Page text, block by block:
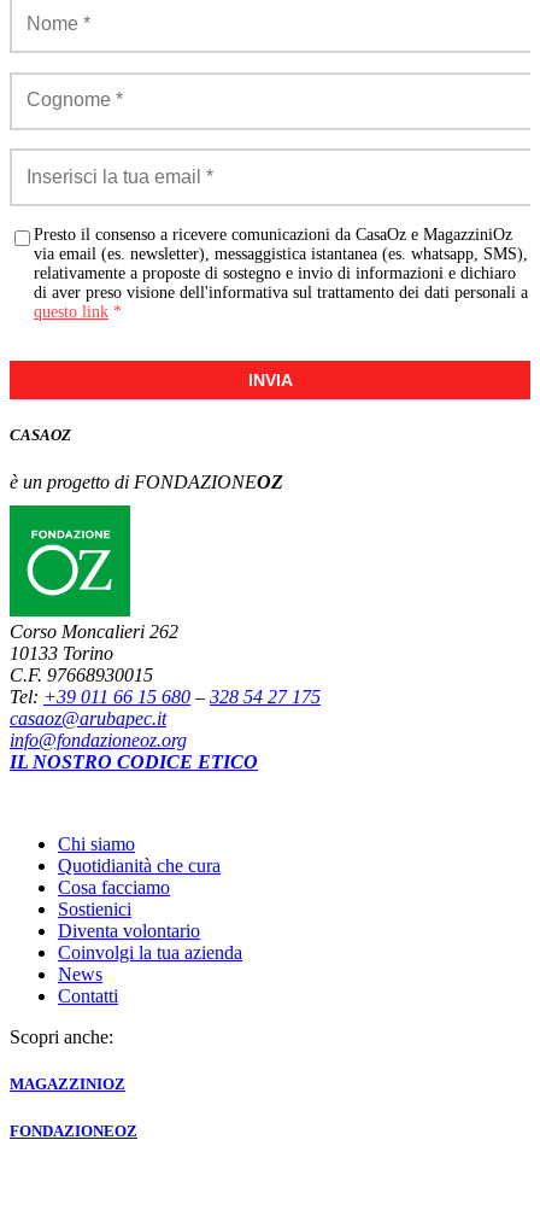
Presto il consenso a ricevere comunicazioni da CasaOz e MagazziniOz
via email (es. newsletter), messaggistica istantanea (es. whatsapp, SMS),
relativamente a proposte di sostegno e invio di informazioni e dichiaro
di aver preso visione dell'informativa sul trattamento dei dati personali a
questo link *
INVIA
CASAOZ
è un progetto di FONDAZIONEOZ
Corso Moncalieri 262
10133 Torino
C.F. 97668930015
Tel: +39 011 66 15 680 – 328 54 27 175
casaoz@arubapec.it
info@fondazioneoz.org
IL NOSTRO CODICE ETICO
Chi siamo
Quotidianità che cura
Cosa facciamo
Sostienici
Diventa volontario
Coinvolgi la tua azienda
News
Contatti
Scopri anche:
MAGAZZINIOZ
FONDAZIONEOZ